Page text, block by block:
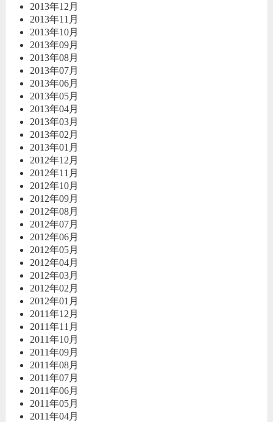
2013年12月
2013年11月
2013年10月
2013年09月
2013年08月
2013年07月
2013年06月
2013年05月
2013年04月
2013年03月
2013年02月
2013年01月
2012年12月
2012年11月
2012年10月
2012年09月
2012年08月
2012年07月
2012年06月
2012年05月
2012年04月
2012年03月
2012年02月
2012年01月
2011年12月
2011年11月
2011年10月
2011年09月
2011年08月
2011年07月
2011年06月
2011年05月
2011年04月